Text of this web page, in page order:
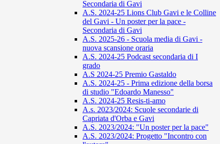
Secondaria di Gavi
A.S. 2024-25 Lions Club Gavi e le Colline
del Gavi - Un poster per la pace -
Secondaria di Gavi
A.S. 2025-26 - Scuola media di Gavi -
nuova scansione oraria
A.S. 2024-25 Podcast secondaria di I
grado
A.S 2024-25 Premio Gastaldo
A.S. 2024-25 - Prima edizione della borsa
di studio "Edoardo Manesso"
A.S. 2024-25 Resis-ti-amo
A.s. 2023/2024: Scuole secondarie di
Capriata d'Orba e Gavi
A.S. 2023/2024: "Un poster per la pace"
A.S. 2023/2024: Progetto "Incontro con